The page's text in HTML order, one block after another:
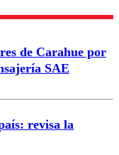
comentario
de Carahue por
SAE
revisa la